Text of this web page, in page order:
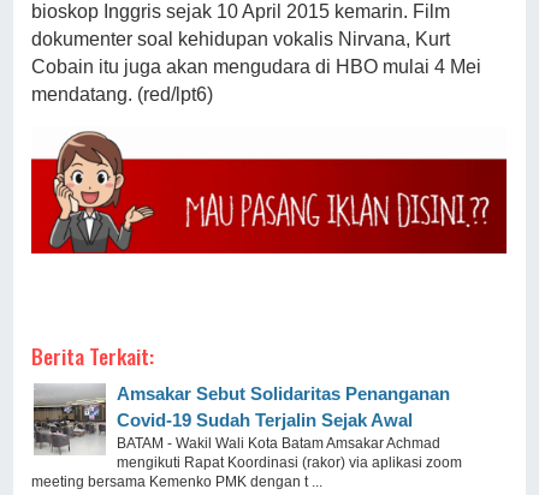
bioskop Inggris sejak 10 April 2015 kemarin. Film
dokumenter soal kehidupan vokalis Nirvana, Kurt
Cobain itu juga akan mengudara di HBO mulai 4 Mei
mendatang. (red/lpt6)
Berita Terkait:
Amsakar Sebut Solidaritas Penanganan
Covid-19 Sudah Terjalin Sejak Awal
BATAM - Wakil Wali Kota Batam Amsakar Achmad
mengikuti Rapat Koordinasi (rakor) via aplikasi zoom
meeting bersama Kemenko PMK dengan t ...